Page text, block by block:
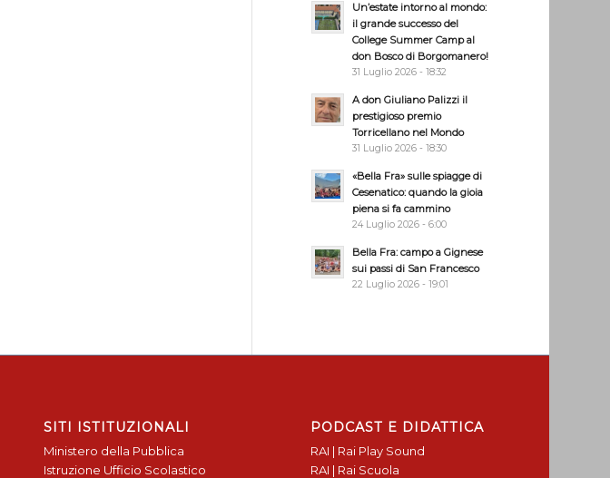
Un’estate intorno al mondo:
il grande successo del
College Summer Camp al
don Bosco di Borgomanero!
31 Luglio 2026 - 18:32
A don Giuliano Palizzi il
prestigioso premio
Torricellano nel Mondo
31 Luglio 2026 - 18:30
«Bella Fra» sulle spiagge di
Cesenatico: quando la gioia
piena si fa cammino
24 Luglio 2026 - 6:00
Bella Fra: campo a Gignese
sui passi di San Francesco
22 Luglio 2026 - 19:01
SITI ISTITUZIONALI
Ministero della Pubblica
Istruzione Ufficio Scolastico
PODCAST E DIDATTICA
RAI | Rai Play Sound
RAI | Rai Scuola